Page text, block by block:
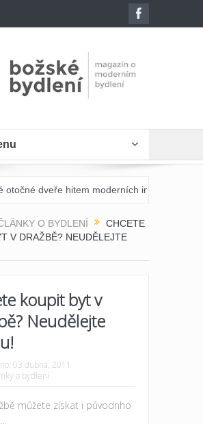
hitem moderních interiérů?
O BYDLENÍ
CHCETE
V DRAŽBĚ? NEUDĚLEJTE
koupit byt v
Neudělejte
03 dubna, 2011
o bydlení